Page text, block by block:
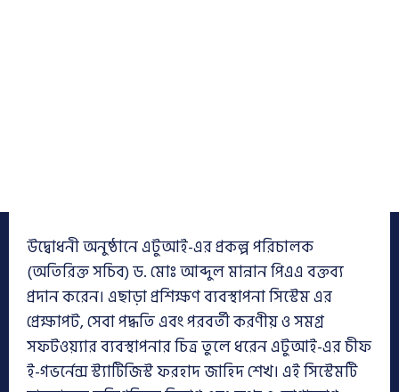
উদ্বোধনী অনুষ্ঠানে এটুআই-এর প্রকল্প পরিচালক
(অতিরিক্ত সচিব) ড. মোঃ আব্দুল মান্নান পিএএ বক্তব্য
প্রদান করেন। এছাড়া প্রশিক্ষণ ব্যবস্থাপনা সিস্টেম এর
প্রেক্ষাপট, সেবা পদ্ধতি এবং পরবর্তী করণীয় ও সমগ্র
সফটওয়্যার ব্যবস্থাপনার চিত্র তুলে ধরেন এটুআই-এর চীফ
ই-গভর্নেন্স স্ট্যাটিজিস্ট ফরহাদ জাহিদ শেখ। এই সিস্টেমটি